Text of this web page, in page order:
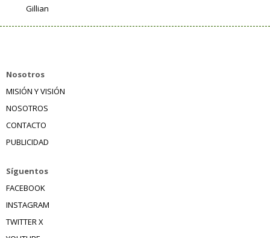
Gillian
Nosotros
MISIÓN Y VISIÓN
NOSOTROS
CONTACTO
PUBLICIDAD
Síguentos
FACEBOOK
INSTAGRAM
TWITTER X